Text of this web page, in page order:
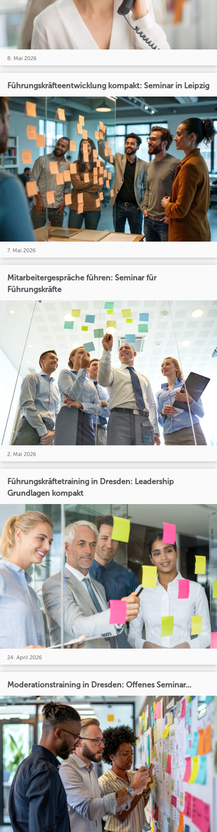
8. Mai 2026
Führungskräfteentwicklung kompakt: Seminar in Leipzig
7. Mai 2026
Mitarbeitergespräche führen: Seminar für
Führungskräfte
2. Mai 2026
Führungskräftetraining in Dresden: Leadership
Grundlagen kompakt
24. April 2026
Moderationstraining in Dresden: Offenes Seminar...